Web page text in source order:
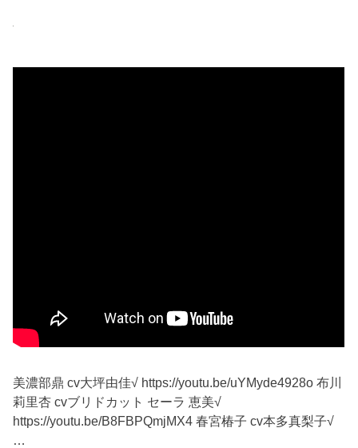
美濃部鼎 cv大坪由佳√ https://youtu.be/uYMyde4928o 布川
莉里杏 cvブリドカット セーラ 恵美√
https://youtu.be/B8FBPQmjMX4 春宮椿子 cv本多真梨子√
…